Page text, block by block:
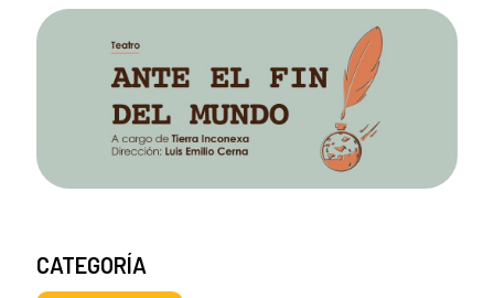
CATEGORÍA